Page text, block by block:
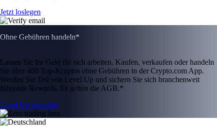
Jetzt loslegen
Ohne Gebühren handeln*
Lassen Sie Ihr Geld für sich arbeiten. Kaufen, verkaufen oder handeln
Sie über 400 Top-Kryptos ohne Gebühren in der Crypto.com App.
Werden Sie Teil von Level Up und sichern Sie sich branchenweit
führende Rewards. Es gelten die AGB.*
Level Up beitreten